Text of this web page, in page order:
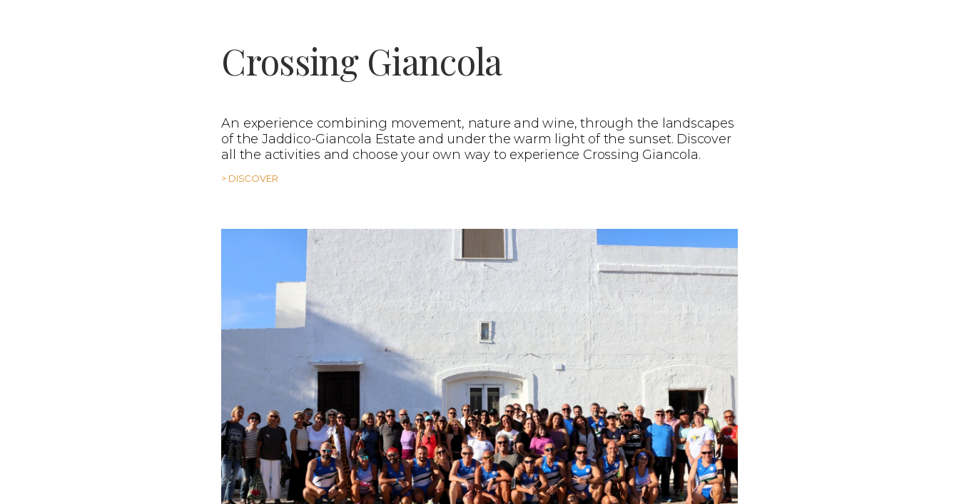
Crossing Giancola
An experience combining movement, nature and wine, through the landscapes
of the Jaddico-Giancola Estate and under the warm light of the sunset. Discover
all the activities and choose your own way to experience Crossing Giancola.
> DISCOVER